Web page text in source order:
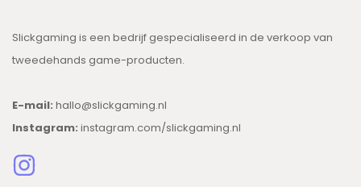
Slickgaming is een bedrijf gespecialiseerd in de verkoop van
tweedehands game-producten.
E-mail: hallo@slickgaming.nl
Instagram: instagram.com/slickgaming.nl